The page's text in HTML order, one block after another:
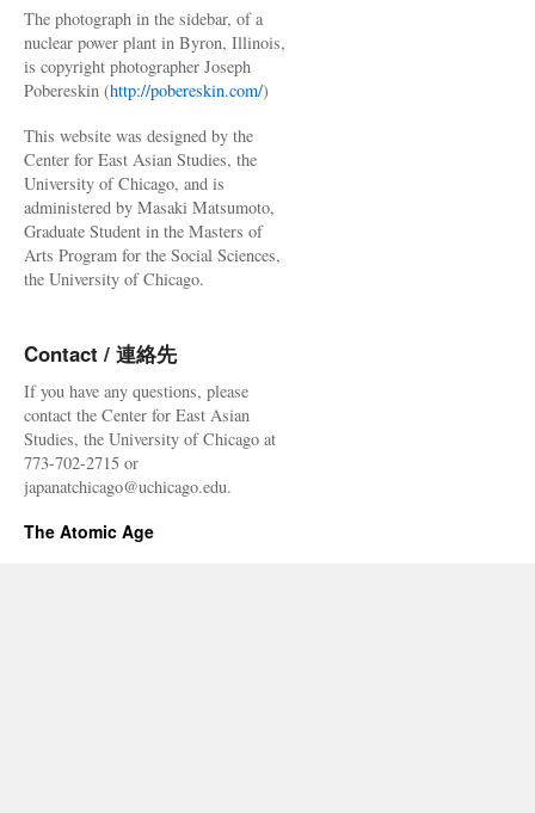
The photograph in the sidebar, of a
nuclear power plant in Byron, Illinois,
is copyright photographer Joseph
Pobereskin (http://pobereskin.com/)
This website was designed by the
Center for East Asian Studies, the
University of Chicago, and is
administered by Masaki Matsumoto,
Graduate Student in the Masters of
Arts Program for the Social Sciences,
the University of Chicago.
Contact / 連絡先
If you have any questions, please
contact the Center for East Asian
Studies, the University of Chicago at
773-702-2715 or
japanatchicago@uchicago.edu.
The Atomic Age